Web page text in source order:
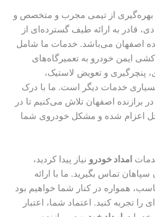
بهره‌گیری از تیمی مجرب و متخصص و
قادر به ارائه طیف گسترده‌ای از
اصفهان می‌باشد. خدمات ما شامل
ایمن خودرو به تعمیرگاه‌های
پنچرگیری و تعویض لاستیک،
خدمات دیگر است. ما با درک
برازنده اصفهان تلاش می‌کنیم تا در
اعزام شده و مشکل خودروی شما
امداد خودرو نیاز پیدا کردید،
تماس بگیرید. ما با ارائه
همواره در کنار شما خواهیم بود
تجربه کنید. اعتماد شما، اعتبار